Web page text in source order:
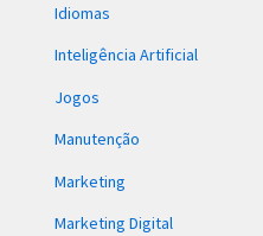
Idiomas
Inteligência Artificial
Jogos
Manutenção
Marketing
Marketing Digital